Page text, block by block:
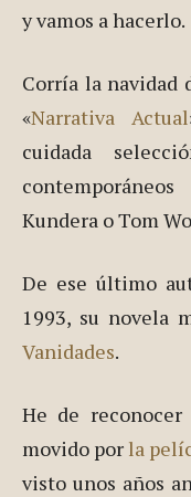
y vamos a hacerlo.
Corría la navidad
«Narrativa Actual
cuidada
Kundera o Tom
De ese último
1993, su novela
Vanidades.
He de
movido por la
visto unos años